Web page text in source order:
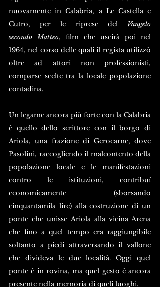
nuovamente in Calabria, a Le Castella e
Cutro, per le riprese del Vangelo
secondo Matteo, film che uscirà poi nel
1964, nel corso delle quali il regista utilizzò
oltre ad attori non professionisti,
comparse scelte tra la locale popolazione
contadina.
Un legame ancora più forte con la Calabria
è quello dello scrittore con il borgo di
Ariola, una frazione di Gerocarne, dove
Pasolini, raccogliendo il malcontento della
popolazione locale e le manifestazioni
contro le istituzioni, contribuí
economicamente (sborsando
cinquantamila lire) alla costruzione di un
ponte che unisse Ariola alla vicina Arena
che fino a quel tempo era raggiungibile
soltanto a piedi attraversando il vallone
che divideva le due località. Oggi quel
ponte è in rovina, ma quel gesto è ancora
presente nella memoria di queli luoghi.